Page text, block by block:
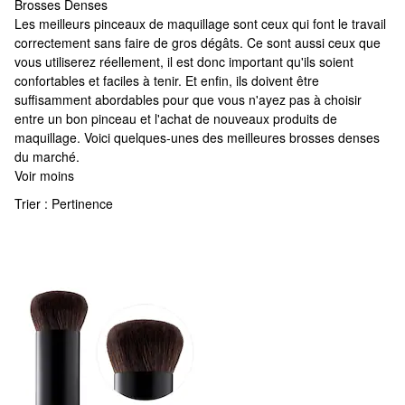
Brosses Denses
Brosses Denses
Les meilleurs pinceaux de maquillage sont ceux qui font le travail
correctement sans faire de gros dégâts. Ce sont aussi ceux que
vous utiliserez réellement, il est donc important qu'ils soient
confortables et faciles à tenir. Et enfin, ils doivent être
suffisamment abordables pour que vous n'ayez pas à choisir
entre un bon pinceau et l'achat de nouveaux produits de
maquillage. Voici quelques-unes des meilleures brosses denses
du marché.
Voir moins
Trier : Pertinence